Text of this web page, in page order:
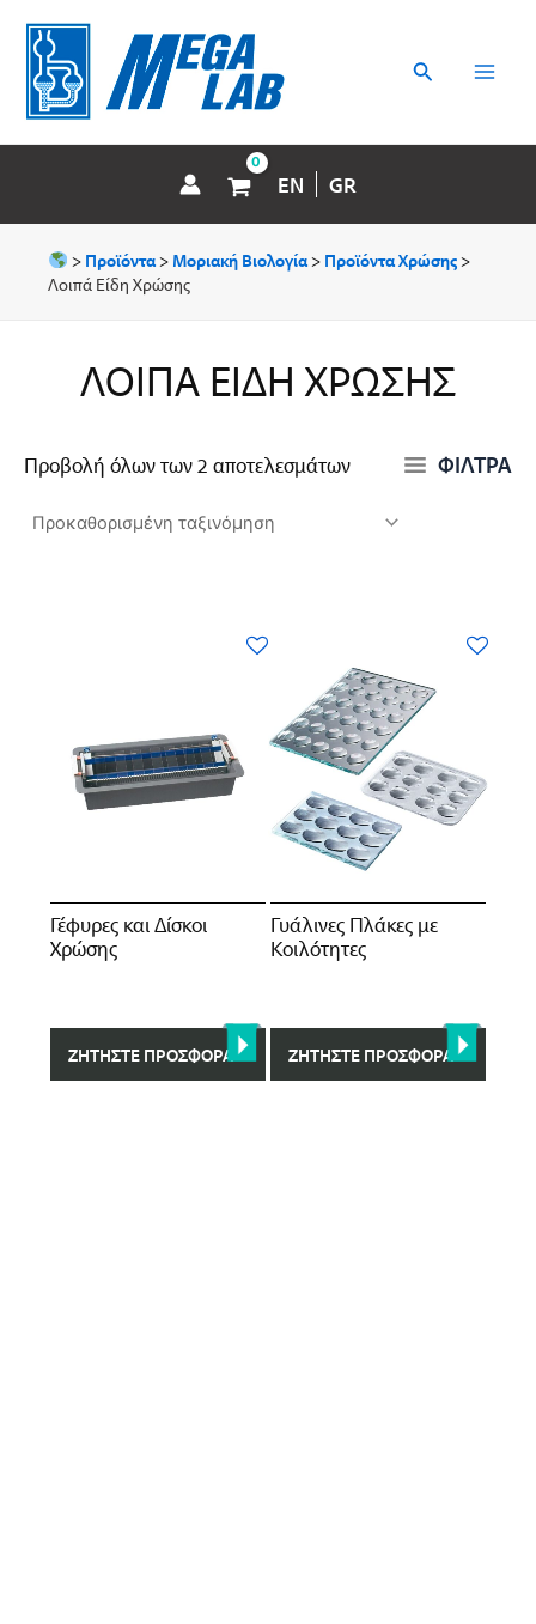
περιεχόμενο
Αναζήτηση
EN GR
> Προϊόντα> Μοριακή Βιολογία> Προϊόντα Χρώσης>
Λοιπά Είδη Χρώσης
ΛΟΙΠΆ ΕΊΔΗ ΧΡΏΣΗΣ
Προβολή όλων των 2 αποτελεσμάτων ΦΙΛΤΡΑ
Γέφυρες και Δίσκοι
Χρώσης
ΖΗΤΉΣΤΕ ΠΡΟΣΦΟΡΆ
Γυάλινες Πλάκες με
Κοιλότητες
ΖΗΤΉΣΤΕ ΠΡΟΣΦΟΡΆ